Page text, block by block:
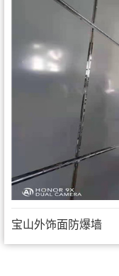
宝山外饰面防爆墙